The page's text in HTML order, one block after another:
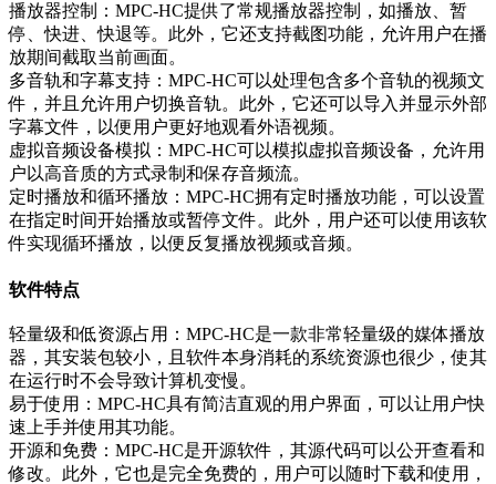
播放器控制：MPC-HC提供了常规播放器控制，如播放、暂
停、快进、快退等。此外，它还支持截图功能，允许用户在播
放期间截取当前画面。
多音轨和字幕支持：MPC-HC可以处理包含多个音轨的视频文
件，并且允许用户切换音轨。此外，它还可以导入并显示外部
字幕文件，以便用户更好地观看外语视频。
虚拟音频设备模拟：MPC-HC可以模拟虚拟音频设备，允许用
户以高音质的方式录制和保存音频流。
定时播放和循环播放：MPC-HC拥有定时播放功能，可以设置
在指定时间开始播放或暂停文件。此外，用户还可以使用该软
件实现循环播放，以便反复播放视频或音频。
软件特点
轻量级和低资源占用：MPC-HC是一款非常轻量级的媒体播放
器，其安装包较小，且软件本身消耗的系统资源也很少，使其
在运行时不会导致计算机变慢。
易于使用：MPC-HC具有简洁直观的用户界面，可以让用户快
速上手并使用其功能。
开源和免费：MPC-HC是开源软件，其源代码可以公开查看和
修改。此外，它也是完全免费的，用户可以随时下载和使用，